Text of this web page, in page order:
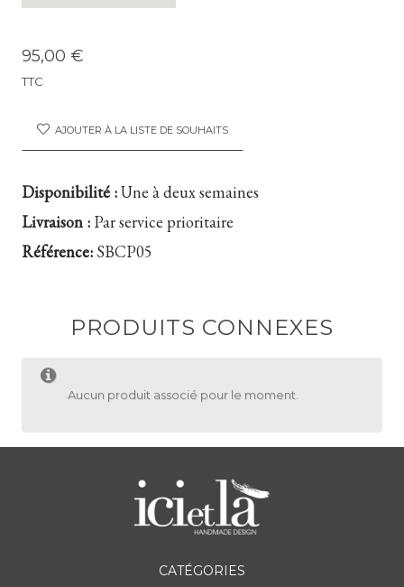
95,00 €
TTC
AJOUTER À LA LISTE DE SOUHAITS
Disponibilité :Une à deux semaines
Livraison :Par service prioritaire
Référence: SBCP05
PRODUITS CONNEXES
Aucun produit associé pour le moment.
CATÉGORIES